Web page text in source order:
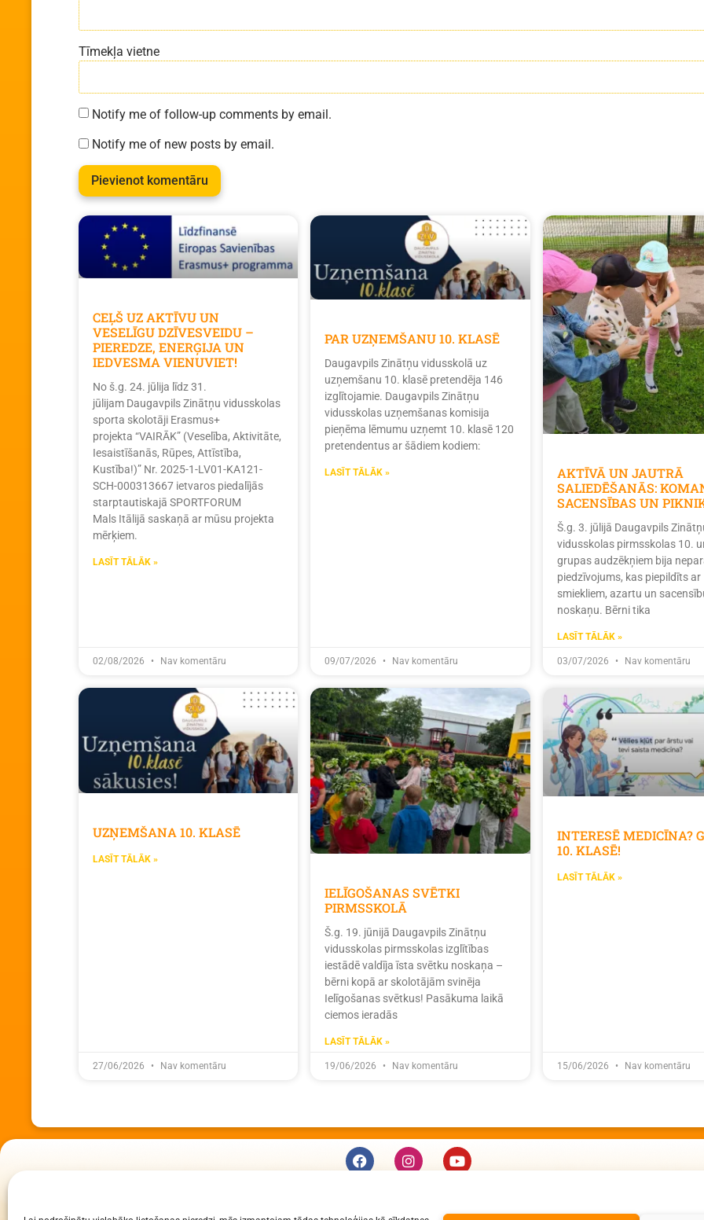
Tīmekļa vietne
Notify me of follow-up comments by email.
Notify me of new posts by email.
CEĻŠ UZ AKTĪVU UN
VESELĪGU DZĪVESVEIDU –
PIEREDZE, ENERĢIJA UN
IEDVESMA VIENUVIET!
No š.g. 24. jūlija līdz 31.
jūlijam Daugavpils Zinātņu vidusskolas
sporta skolotāji Erasmus+
projekta “VAIRĀK” (Veselība, Aktivitāte,
Iesaistīšanās, Rūpes, Attīstība,
Kustība!)” Nr. 2025-1-LV01-KA121-
SCH-000313667 ietvaros piedalījās
starptautiskajā SPORTFORUM
Mals Itālijā saskaņā ar mūsu projekta
mērķiem.
LASĪT TĀLĀK »
02/08/2026 Nav komentāru
PAR UZŅEMŠANU 10. KLASĒ
Daugavpils Zinātņu vidusskolā uz
uzņemšanu 10. klasē pretendēja 146
izglītojamie. Daugavpils Zinātņu
vidusskolas uzņemšanas komisija
pieņēma lēmumu uzņemt 10. klasē 120
pretendentus ar šādiem kodiem:
LASĪT TĀLĀK »
09/07/2026 Nav komentāru
AKTĪVĀ UN JAUTRĀ
SALIEDĒŠANĀS:
SACENSĪBAS UN
Š.g. 3. jūlijā Daugavpils
vidusskolas pirmsskolas 10.
grupas audzēkņiem bija
piedzīvojums, kas piepildīts ar
smiekliem, azartu un
noskaņu. Bērni tika
LASĪT TĀLĀK »
03/07/2026 Nav komentāru
UZŅEMŠANA 10. KLASĒ
LASĪT TĀLĀK »
27/06/2026 Nav komentāru
IELĪGOŠANAS SVĒTKI
PIRMSSKOLĀ
Š.g. 19. jūnijā Daugavpils Zinātņu
vidusskolas pirmsskolas izglītības
iestādē valdīja īsta svētku noskaņa –
bērni kopā ar skolotājām svinēja
Ielīgošanas svētkus! Pasākuma laikā
ciemos ieradās
LASĪT TĀLĀK »
19/06/2026 Nav komentāru
INTERESĒ MEDICĪNA?
10. KLASĒ!
LASĪT TĀLĀK »
15/06/2026 Nav komentāru